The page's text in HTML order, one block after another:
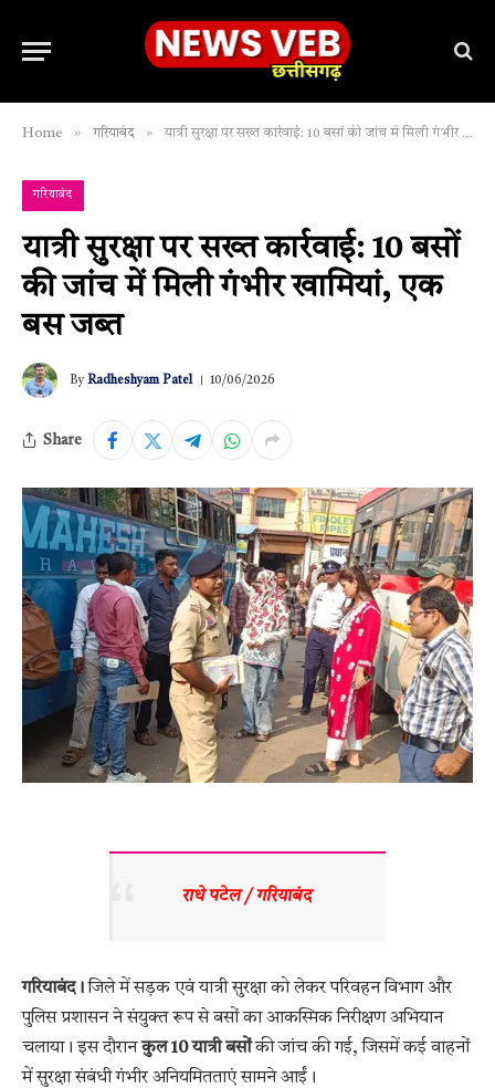
Home » गरियाबंद » यात्री सुरक्षा पर सख्त कार्रवाई: 10 बसों की जांच में मिली गंभीर खामियां, एक बस जब्त
गरियाबंद
यात्री सुरक्षा पर सख्त कार्रवाई: 10 बसों
की जांच में मिली गंभीर खामियां, एक
बस जब्त
By Radheshyam Patel 10/06/2026
Share
राधे पटेल / गरियाबंद
गरियाबंद। जिले में सड़क एवं यात्री सुरक्षा को लेकर परिवहन विभाग और
पुलिस प्रशासन ने संयुक्त रूप से बसों का आकस्मिक निरीक्षण अभियान
चलाया। इस दौरानकुल 10 यात्री बसोंकी जांच की गई, जिसमें कई वाहनों
में सुरक्षा संबंधी गंभीर अनियमितताएं सामने आईं।